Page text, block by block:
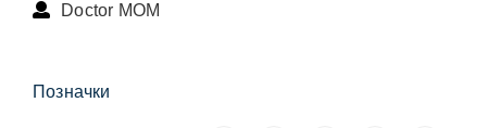
Doctor MOM
Позначки